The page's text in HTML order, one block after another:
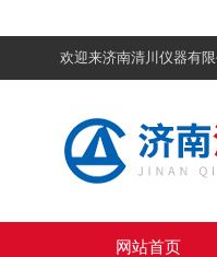
欢迎来济南清川仪器有
网站首页